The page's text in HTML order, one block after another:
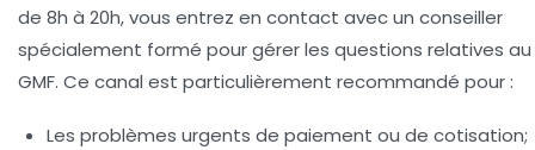
de 8h à 20h, vous entrez en contact avec un conseiller
spécialement formé pour gérer les questions relatives au
GMF. Ce canal est particulièrement recommandé pour :
Les problèmes urgents de paiement ou de cotisation;